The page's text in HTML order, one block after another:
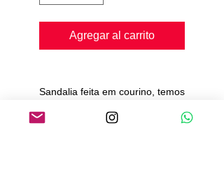
Agregar al carrito
Sandalia feita em courino, temos
palmilha conforte